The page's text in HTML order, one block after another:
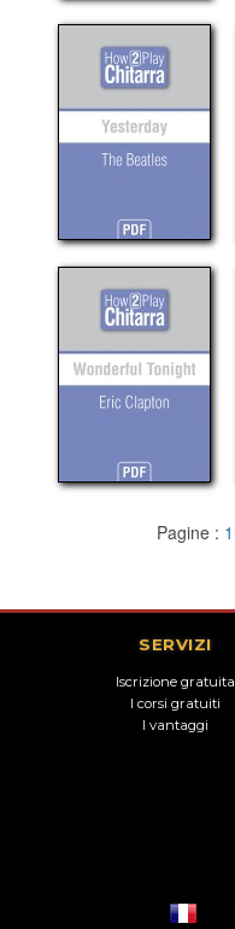
Pagine : 1
SERVIZI
Iscrizione gratuita
I corsi gratuiti
I vantaggi